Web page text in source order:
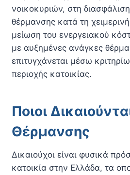
νοικοκυριών, στη
θέρμανσης κατά τη
μείωση του ενεργειακού
με αυξημένες ανάγκες
επιτυγχάνεται μέσω
περιοχής κατοικίας.
Ποιοι
Θέρμανσης
Δικαιούχοι είναι φυσικά
κατοικία στην Ελλάδα, τα